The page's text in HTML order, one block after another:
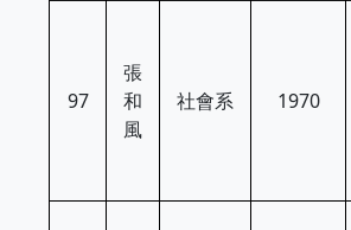
97
張
和
風
社會系 1970